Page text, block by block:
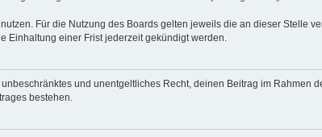
Für die Nutzung des Boards gelten jeweils die an dieser Stelle
Einhaltung einer Frist jederzeit gekündigt werden.
und unentgeltliches Recht, deinen Beitrag im Rahmen
bestehen.